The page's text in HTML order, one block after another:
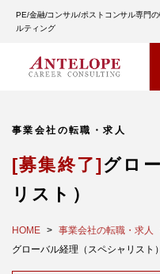
PE/金融/コンサル/ポストコンサル専門
ルティング
事業会社の転職・求人
[募集終了] グロ
リスト）
HOME 事業会社の転職・求人
グローバル経理（スペシャリスト